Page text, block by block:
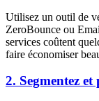
Utilisez un outil de
ZeroBounce ou
services coûtent
faire économiser
2. Segmentez et